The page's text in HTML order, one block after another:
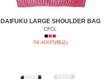
DAIFUKU LARGE SHOULDER BAG
CFCL
■■■
59,400円(税込)